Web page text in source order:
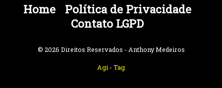
Home
Política de Privacidade
Contato LGPD
© 2026 Direitos Reservados - Anthony Medeiros
Agi - Tag